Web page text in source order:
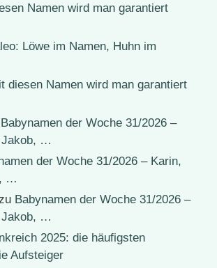
Namen wird man garantiert
Löwe im Namen, Huhn im
diesen Namen wird man garantiert
Babynamen der Woche 31/2026 –
Jakob, …
der Woche 31/2026 – Karin,
…
zu Babynamen der Woche 31/2026 –
Jakob, …
2025: die häufigsten
Aufsteiger